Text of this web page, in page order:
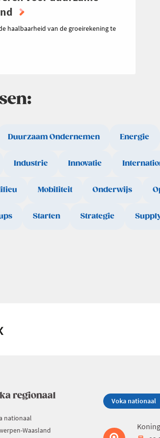
haalbaarheid van de groeirekening te
Duurzaam Ondernemen Energie
Industrie Innovatie
Mobiliteit Onderwijs
Starten Strategie
regionaal
nationaal
Waasland